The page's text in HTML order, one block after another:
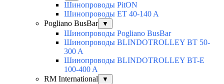
Шинопроводы PitON
Шинопроводы ET 40-140 A
Pogliano BusBar
▼
Шинопроводы Pogliano BusBar
Шинопроводы BLINDOTROLLEY BT 50-
300 A
Шинопроводы BLINDOTROLLEY BT-E
100-400 A
RM International
▼